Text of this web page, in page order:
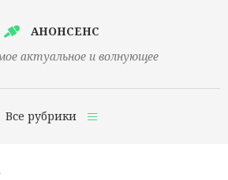
АНОНСЕНС
актуальное и волнующее
Все рубрики